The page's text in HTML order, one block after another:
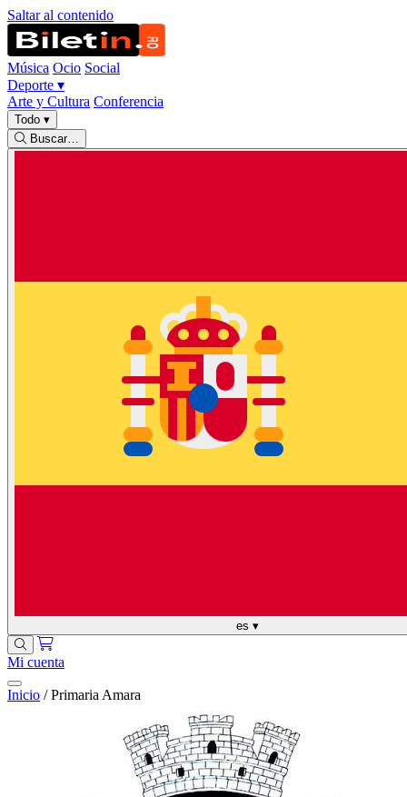
Saltar al contenido
Música Ocio Social
Deporte ▾
Arte y Cultura Conferencia
Todo ▾
Buscar…
es ▾
Mi cuenta
Inicio / Primaria Amara